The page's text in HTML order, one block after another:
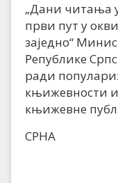
„Дани читања у
први пут у
заједно“
Републике
ради
књижевности
књижевне
СРНА